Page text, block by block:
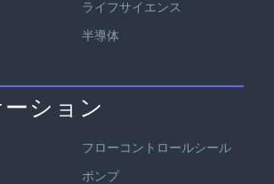
ライフサイエンス
半導体
ション
フローコントロールシール
ポンプ